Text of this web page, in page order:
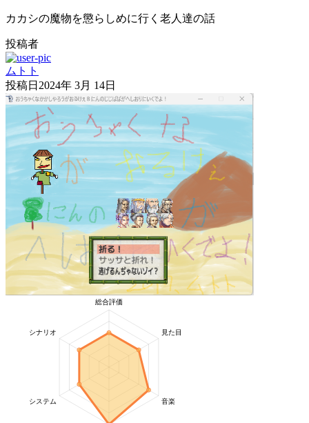
カカシの魔物を懲らしめに行く老人達の話
投稿者
ムトト
投稿日 2024年 3月 14日